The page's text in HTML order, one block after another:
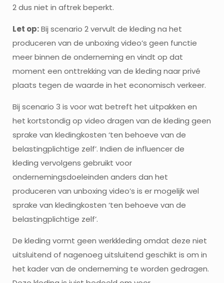
2 dus niet in aftrek beperkt.
Let op:Bij scenario 2 vervult de kleding na het
produceren van de unboxing video’s geen functie
meer binnen de onderneming en vindt op dat
moment een onttrekking van de kleding naar privé
plaats tegen de waarde in het economisch verkeer.
Bij scenario 3 is voor wat betreft het uitpakken en
het kortstondig op video dragen van de kleding geen
sprake van kledingkosten ‘ten behoeve van de
belastingplichtige zelf’. Indien de influencer de
kleding vervolgens gebruikt voor
ondernemingsdoeleinden anders dan het
produceren van unboxing video’s is er mogelijk wel
sprake van kledingkosten ‘ten behoeve van de
belastingplichtige zelf’.
De kleding vormt geen werkkleding omdat deze niet
uitsluitend of nagenoeg uitsluitend geschikt is om in
het kader van de onderneming te worden gedragen.